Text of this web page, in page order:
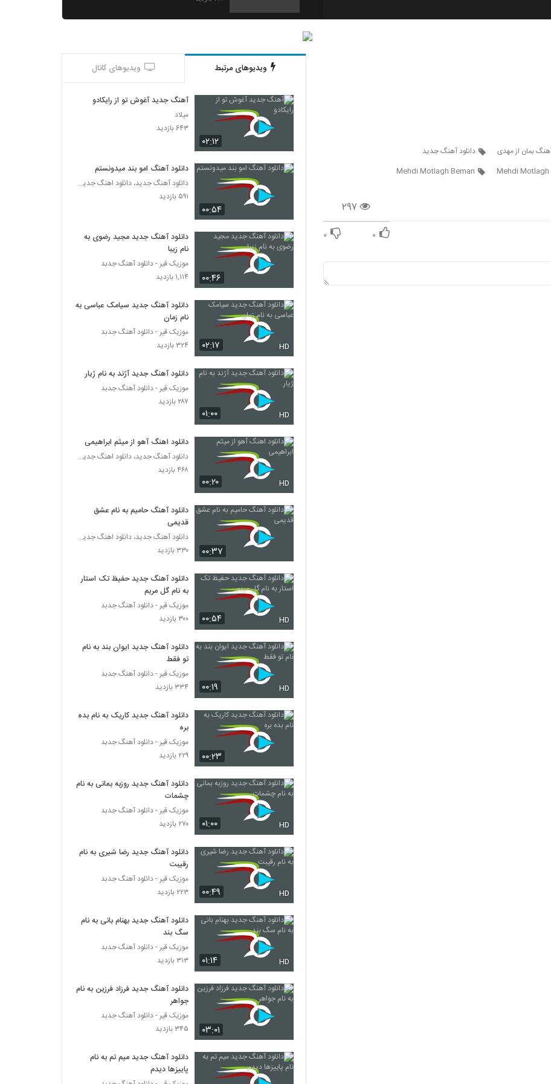
2145
دانلود آهنگ دامون نوردین دیوانه شو
دانلود آهنگ حمید مدنی آخرین حیله تو
۳۸۲ بازدید
دانلود آهنگ جدید و زیبای نوید ترکان با نام
سئوگیلیم
دانلود آهنگ عاشقت شدم از کیان (I)
۳۷۲ بازدید
دانلود آهنگ جدید و زیبای راما برومند با نام
نفس
آهنگ ناز نکن از امید شیرازی(پاپ)
آهنگ آسون از اشکان سلیم(پاپ)
۳۰۶ بازدید
Naser Pourkaram Shode Hame
۶۳۸ بازدید
Vahid Hojati Age Ghol Bedi
۲۵۲ بازدید
موزیک زیبای اذیتم نکن از مهران فهیمی
۴۰۱ بازدید
۲۸۷ بازدید
علی مقامی آهنگ امشب
۵۴۷ بازدید
مسلم دوباشی آهنگ عاشقت شدم
۳۴۳ بازدید
دانلود آهنگ علی سدلی بی تاب دلم
۳۵۱ بازدید
موزیک زیبای بارون از بیژن زارع
۲۵۱ بازدید
دانلود آهنگ خاتون از امیر موجودی
۳۹۲ بازدید
Shahryar Malek To Age Jam Bodi
۲۹۹ بازدید
آهنگ قایم موشک از شمیم(پاپ)
۳۲۷ بازدید
آهنگ شهرام ستاری بنام ممنونتم
دانلود آهنگ عشق تو از شهرام ستاری
۳۸۲ بازدید
دانلود آهنگ شهرام ستاری آرامش (Shahram
Sattari Aramesh)
بمان از مهدی
دانلود آهنگ جدید
Mehdi Motlagh
Mehdi Motlagh Beman
۲۹۷
۰ ۰
ویدیوهای مرتبط ویدیوهای کانال
۰۲:۱۲
آهنگ جدید آغوش تو از رایکادو
میلاد
۶۴۳ بازدید
۰۰:۵۴
دانلود آهنگ امو بند میدونستم
دانلود آهنگ جدید، دانلود اهنگ جدید ایرانی
۵۹۱ بازدید
۰۰:۴۶
دانلود آهنگ جدید مجید رضوی به
نام زیبا
موزیک قیر - دانلود آهنگ جدبد
۱,۱۱۴ بازدید
۰۲:۱۷ HD
دانلود آهنگ جدید سیامک عباسی به
نام زمان
موزیک قیر - دانلود آهنگ جدبد
۳۲۴ بازدید
۰۱:۰۰ HD
دانلود آهنگ جدید آژند به نام ژیار
موزیک قیر - دانلود آهنگ جدبد
۲۸۷ بازدید
۰۰:۲۰ HD
دانلود اهنگ آهو از میثم ابراهیمی
دانلود آهنگ جدید، دانلود اهنگ جدید ایرانی
۴۶۸ بازدید
۰۰:۳۷
دانلود آهنگ حامیم به نام عشق
قدیمی
دانلود آهنگ جدید، دانلود اهنگ جدید ایرانی
۳۳۰ بازدید
۰۰:۵۴ HD
دانلود آهنگ جدید حفیظ تک استار
به نام گل مریم
موزیک قیر - دانلود آهنگ جدبد
۳۰۰ بازدید
۰۰:۱۹ HD
دانلود آهنگ جدید ایوان بند به نام
تو فقط
موزیک قیر - دانلود آهنگ جدبد
۳۳۴ بازدید
۰۰:۲۳
دانلود آهنگ جدید کاریک به نام بده
بره
موزیک قیر - دانلود آهنگ جدبد
۲۲۹ بازدید
۰۱:۰۰ HD
دانلود آهنگ جدید روزبه بمانی به نام
چشمات
موزیک قیر - دانلود آهنگ جدبد
۲۷۰ بازدید
۰۰:۴۹ HD
دانلود آهنگ جدید رضا شیری به نام
رقیبت
موزیک قیر - دانلود آهنگ جدبد
۲۲۳ بازدید
۰۱:۱۴ HD
دانلود آهنگ جدید بهنام بانی به نام
سگ بند
موزیک قیر - دانلود آهنگ جدبد
۳۱۳ بازدید
۰۳:۰۱
دانلود آهنگ جدید فرزاد فرزین به نام
جواهر
موزیک قیر - دانلود آهنگ جدبد
۳۴۵ بازدید
دانلود آهنگ جدید میم تم به نام
پاییزها دیدم